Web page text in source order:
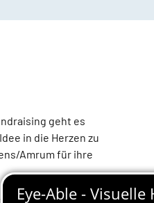
geht es
in die Herzen zu
Amrum für ihre
geschrieben“,